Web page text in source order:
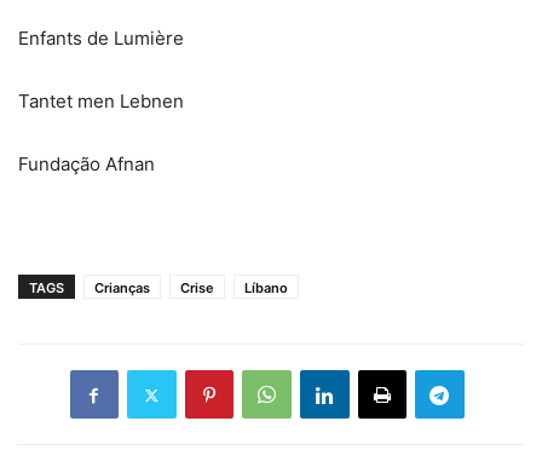
Enfants de Lumière
Tantet men Lebnen
Fundação Afnan
TAGS Crianças Crise Líbano